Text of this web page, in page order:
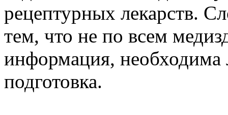
рецептурных лекарств.
тем, что не по всем
информация, необходима
подготовка.